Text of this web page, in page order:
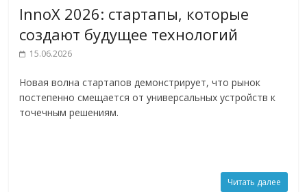
InnoX 2026: стартапы, которые
создают будущее технологий
15.06.2026
Новая волна стартапов демонстрирует, что рынок
постепенно смещается от универсальных устройств к
точечным решениям.
Читать далее